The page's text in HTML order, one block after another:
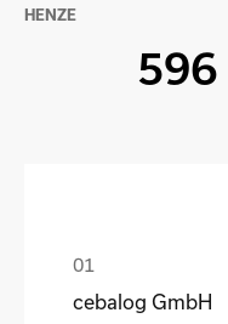
HENZE
596
cebalog GmbH